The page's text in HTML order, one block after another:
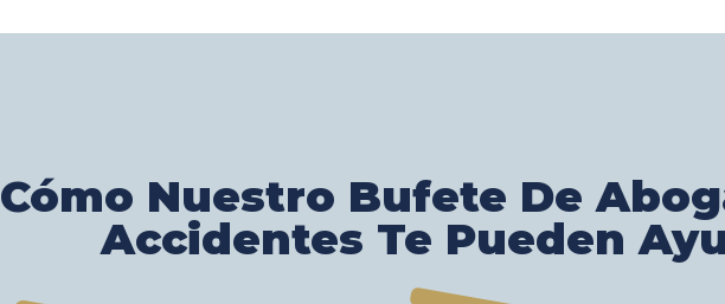
Cómo Nuestro Bufete De
Accidentes Te Pueden